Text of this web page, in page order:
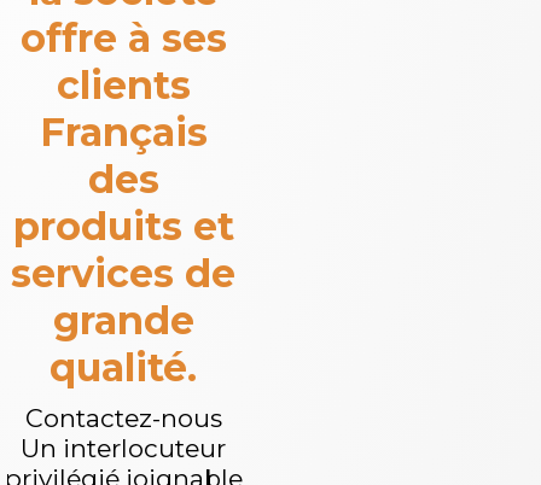
offre à ses
clients
Français
des
produits et
services de
grande
qualité.
Contactez-nous
Un interlocuteur
privilégié joignable